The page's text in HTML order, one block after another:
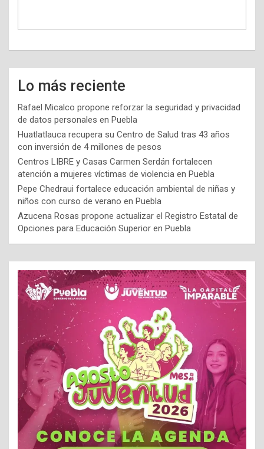
Lo más reciente
Rafael Micalco propone reforzar la seguridad y privacidad
de datos personales en Puebla
Huatlatlauca recupera su Centro de Salud tras 43 años
con inversión de 4 millones de pesos
Centros LIBRE y Casas Carmen Serdán fortalecen
atención a mujeres víctimas de violencia en Puebla
Pepe Chedraui fortalece educación ambiental de niñas y
niños con curso de verano en Puebla
Azucena Rosas propone actualizar el Registro Estatal de
Opciones para Educación Superior en Puebla